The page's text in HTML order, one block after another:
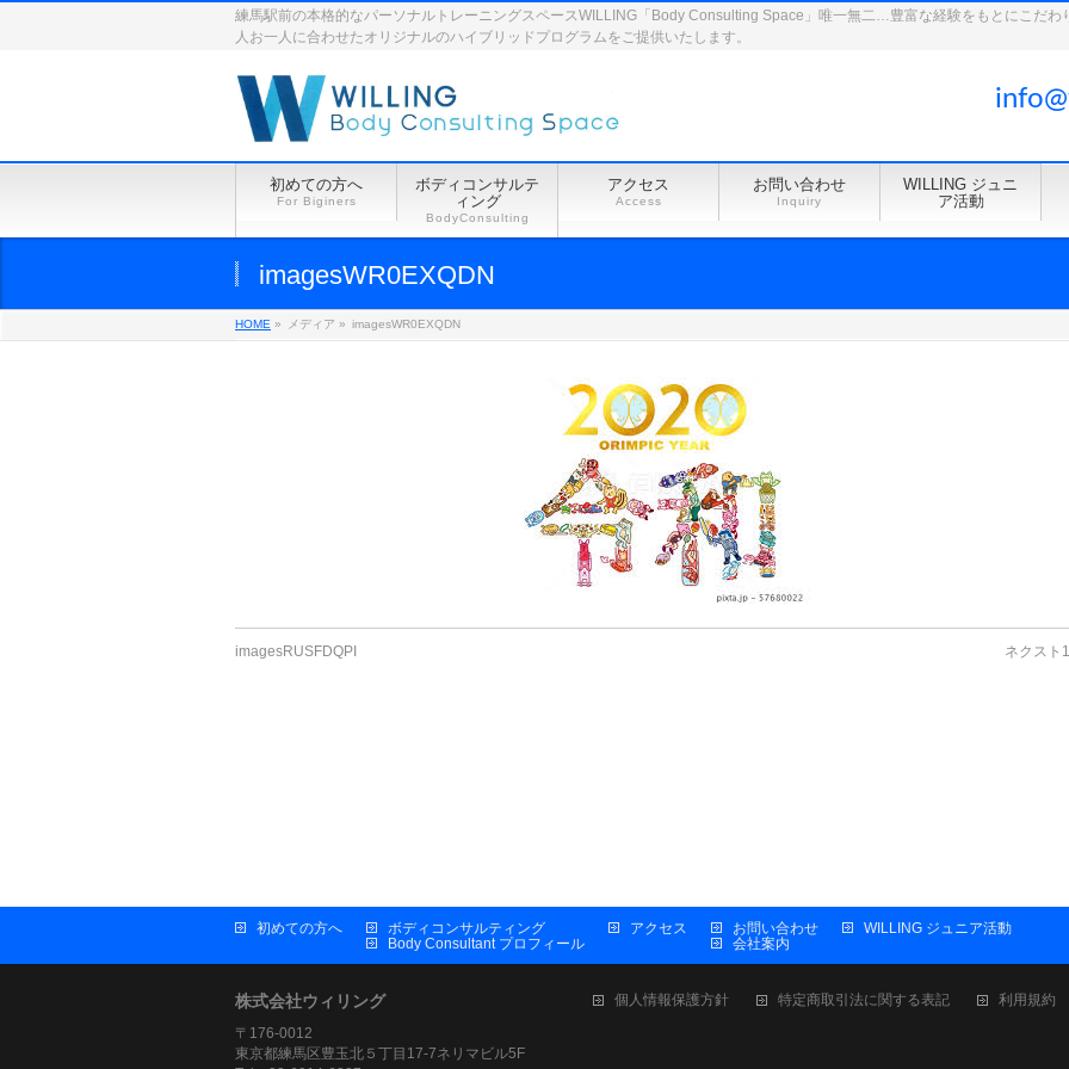
練馬駅前の本格的なパーソナルトレーニングスペースWILLING「Body Consulting Space」唯一無二…豊富な経験をもとにこだわ
人お一人に合わせたオリジナルのハイブリッドプログラムをご提供いたします。
初めての方へ
For Biginers
ボディコンサルテ
ィング
BodyConsulting
アクセス
Access
お問い合わせ
Inquiry
WILLING ジュニ
ア活動
imagesWR0EXQDN
HOME » メディア » imagesWR0EXQDN
imagesRUSFDQPI ネクスト1
初めての方へ
ボディコンサルティング
Body Consultant プロフィール
アクセス
お問い合わせ
会社案内
WILLING ジュニア活動
株式会社ウィリング
〒176-0012
東京都練馬区豊玉北５丁目17-7ネリマビル5F
個人情報保護方針 特定商取引法に関する表記 利用規約